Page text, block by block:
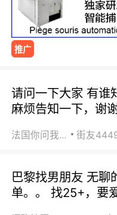
推广
请问一下大家 有谁
麻烦告知一下，谢
法国你问我答
巴黎找男朋友 无聊
单。。 找25+，要